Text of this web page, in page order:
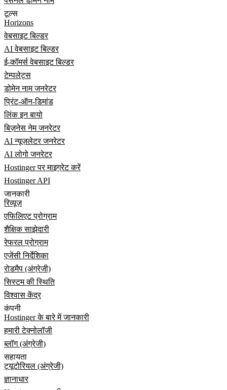
टूल्स
Horizons
वेबसाइट बिल्डर
AI वेबसाइट बिल्डर
ई-कॉमर्स वेबसाइट बिल्डर
टेम्पलेट्स
डोमेन नाम जनरेटर
प्रिंट-ऑन-डिमांड
लिंक इन बायो
बिज़नेस नेम जनरेटर
AI न्यूज़लेटर जनरेटर
AI लोगो जनरेटर
Hostinger पर माइग्रेट करें
Hostinger API
जानकारी
रिव्यूज़
एफिलिएट प्रोग्राम
शैक्षिक साझेदारी
रेफरल प्रोग्राम
एजेंसी निर्देशिका
रोडमैप (अंग्रेजी)
सिस्टम की स्थिति
विश्वास केंद्र
कंपनी
Hostinger के बारे में जानकारी
हमारी टेक्नोलॉजी
ब्लॉग (अंग्रेजी)
सहायता
ट्यूटोरियल (अंग्रेजी)
ज्ञानाधार